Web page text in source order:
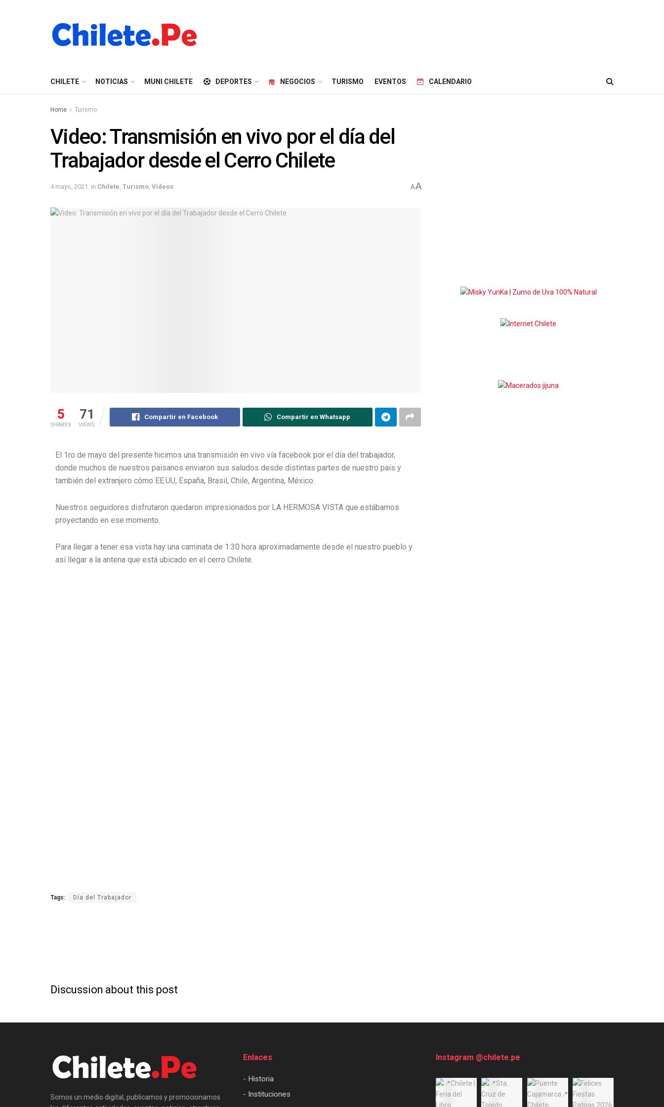
CHILETE NOTICIAS MUNI CHILETE DEPORTES NEGOCIOS TURISMO EVENTOS CALENDARIO
Home Turismo
Video: Transmisión en vivo por el día del
Trabajador desde el Cerro Chilete
4 mayo, 2021 in Chilete Turismo Videos AA
5
SHARES
71
VIEWS
Compartir en Facebook Compartir en Whatsapp
El 1ro de mayo del presente hicimos una transmisión en vivo vía facebook por el día del trabajador,
donde muchos de nuestros paisanos enviaron sus saludos desde distintas partes de nuestro país y
también del extranjero cómo EE.UU, España, Brasil, Chile, Argentina, México.
Nuestros seguidores disfrutaron quedaron impresionados por LA HERMOSA VISTA que estábamos
proyectando en ese momento.
Para llegar a tener esa vista hay una caminata de 1:30 hora aproximadamente desde el nuestro pueblo y
así llegar a la antena que está ubicado en el cerro Chilete.
Tags: Día del Trabajador
Discussion about this post
Somos un medio digital, publicamos y promocionamos
Enlaces
- Historia
- Instituciones
Instagram @chilete.pe